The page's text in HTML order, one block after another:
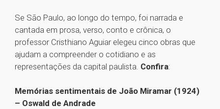
Se São Paulo, ao longo do tempo, foi narrada e
cantada em prosa, verso, conto e crônica, o
professor Cristhiano Aguiar elegeu cinco obras que
ajudam a compreender o cotidiano e as
representações da capital paulista. Confira:
Memórias sentimentais de João Miramar (1924)
– Oswald de Andrade